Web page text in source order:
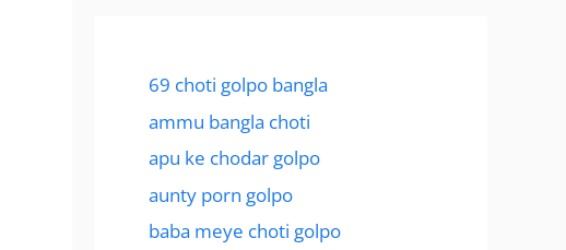
69 choti golpo bangla
ammu bangla choti
apu ke chodar golpo
aunty porn golpo
baba meye choti golpo